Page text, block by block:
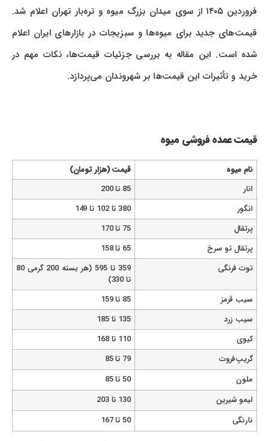
فروردین ۱۴۰۵ از سوی میدان بزرگ میوه و تره‌بار تهران اعلام شد.
قیمت‌های جدید برای میوه‌ها و سبزیجات در بازارهای ایران اعلام
شده است. این مقاله به بررسی جزئیات قیمت‌ها، نکات مهم در
خرید و تأثیرات این قیمت‌ها بر شهروندان می‌پردازد.
قیمت عمده‌ فروشی میوه
نام میوه
قیمت (هزار تومان)
انگور
380 تا 102 تا 149
پرتقال
پرتقال تو سرخ
توت فرنگی
359 تا 595 (هر بسته 200 گرمی 80
سیب قرمز
سیب زرد
135 تا 185
کیوی
110 تا 168
گریپ‌فروت
ملون
لیمو شیرین
130 تا 203
نارنگی